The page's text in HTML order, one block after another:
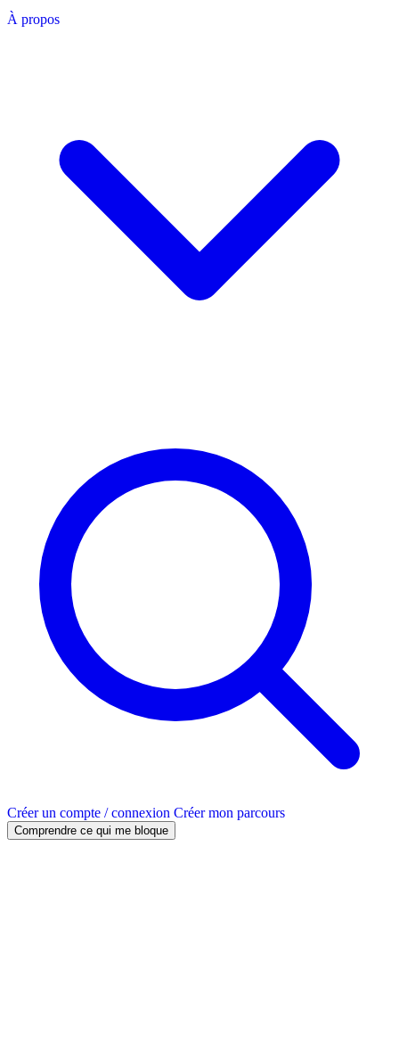
À propos
Créer un compte / connexion Créer mon parcours
Comprendre ce qui me bloque